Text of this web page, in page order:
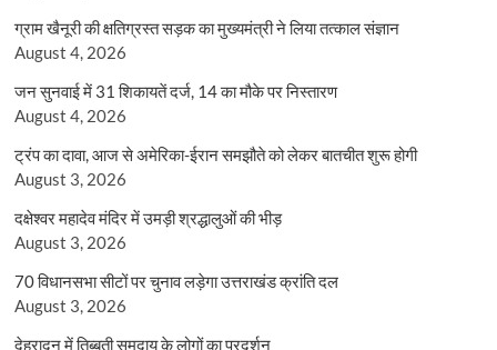
ग्राम खैनूरी की क्षतिग्रस्त सड़क का मुख्यमंत्री ने लिया तत्काल संज्ञान
August 4, 2026
जन सुनवाई में 31 शिकायतें दर्ज, 14 का मौके पर निस्तारण
August 4, 2026
ट्रंप का दावा, आज से अमेरिका-ईरान समझौते को लेकर बातचीत शुरू होगी
August 3, 2026
दक्षेश्वर महादेव मंदिर में उमड़ी श्रद्धालुओं की भीड़
August 3, 2026
70 विधानसभा सीटों पर चुनाव लड़ेगा उत्तराखंड क्रांति दल
August 3, 2026
देहरादून में तिब्बती समुदाय के लोगों का प्रदर्शन